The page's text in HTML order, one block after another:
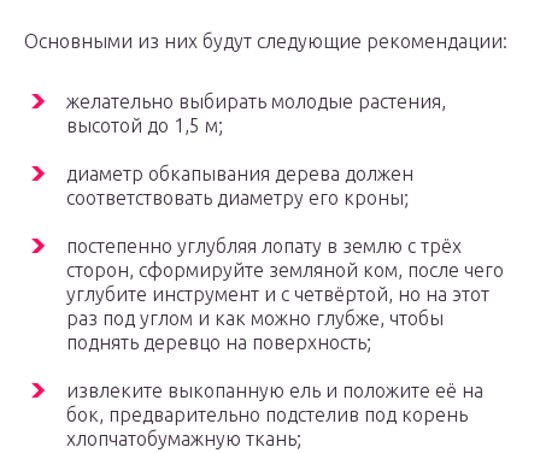
Основными из них будут следующие рекомендации:
желательно выбирать молодые растения,
высотой до 1,5 м;
диаметр обкапывания дерева должен
соответствовать диаметру его кроны;
постепенно углубляя лопату в землю с трёх
сторон, сформируйте земляной ком, после чего
углубите инструмент и с четвёртой, но на этот
раз под углом и как можно глубже, чтобы
поднять деревцо на поверхность;
извлеките выкопанную ель и положите её на
бок, предварительно подстелив под корень
хлопчатобумажную ткань;